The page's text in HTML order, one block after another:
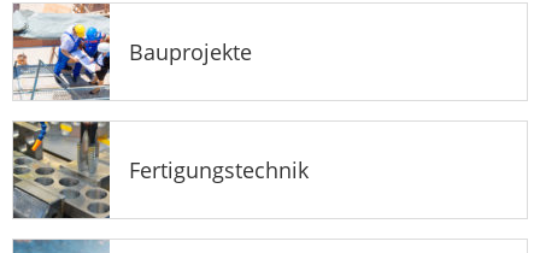
Bauprojekte
Fertigungstechnik